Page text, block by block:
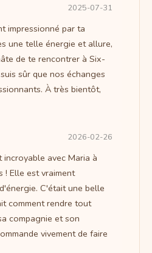
2025-07-31
impressionné par ta
une telle énergie et allure,
de te rencontrer à Six-
sûr que nos échanges
À très bientôt,
2026-02-26
incroyable avec Maria à
! Elle est vraiment
C'était une belle
comment rendre tout
compagnie et son
vivement de faire